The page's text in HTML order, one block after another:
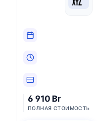
6 910 Br
ПОЛНАЯ СТОИМОСТЬ